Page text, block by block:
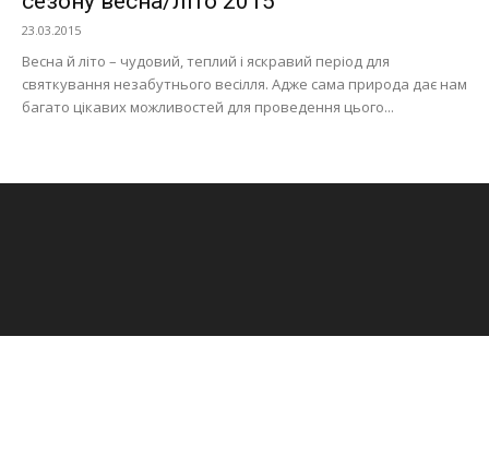
23.03.2015
Весна й літо – чудовий, теплий і яскравий період для
святкування незабутнього весілля. Адже сама природа дає нам
багато цікавих можливостей для проведення цього...